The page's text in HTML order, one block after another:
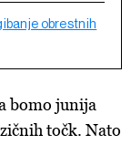
obrestnih
bomo junija
točk. Nato